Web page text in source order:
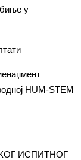
у
HUM-STEM
ИСПИТНОГ